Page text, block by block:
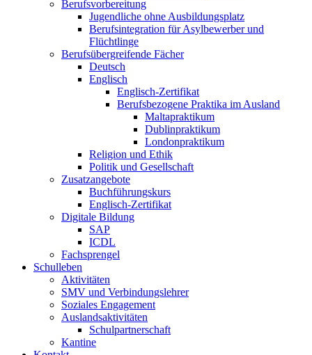
Berufsvorbereitung
Jugendliche ohne Ausbildungsplatz
Berufsintegration für Asylbewerber und
Flüchtlinge
Berufsübergreifende Fächer
Deutsch
Englisch
Englisch-Zertifikat
Berufsbezogene Praktika im Ausland
Maltapraktikum
Dublinpraktikum
Londonpraktikum
Religion und Ethik
Politik und Gesellschaft
Zusatzangebote
Buchführungskurs
Englisch-Zertifikat
Digitale Bildung
SAP
ICDL
Fachsprengel
Schulleben
Aktivitäten
SMV und Verbindungslehrer
Soziales Engagement
Auslandsaktivitäten
Schulpartnerschaft
Kantine